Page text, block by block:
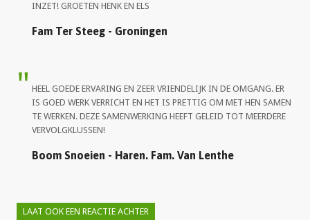
INZET! GROETEN HENK EN ELS
Fam Ter Steeg - Groningen
HEEL GOEDE ERVARING EN ZEER VRIENDELIJK IN DE OMGANG. ER
IS GOED WERK VERRICHT EN HET IS PRETTIG OM MET HEN SAMEN
TE WERKEN. DEZE SAMENWERKING HEEFT GELEID TOT MEERDERE
VERVOLGKLUSSEN!
Boom Snoeien - Haren. Fam. Van Lenthe
LAAT OOK EEN REACTIE ACHTER